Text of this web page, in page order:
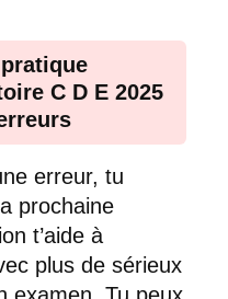
C D E 2025
erreur, tu
prochaine
t’aide à
plus de sérieux